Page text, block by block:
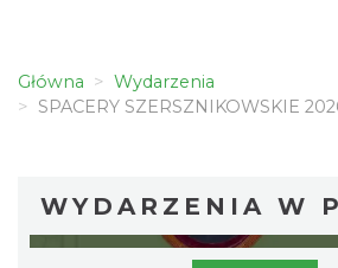
Główna
Wydarzenia
SPACERY SZERSZNIKOWSKIE
WYDARZENIA W